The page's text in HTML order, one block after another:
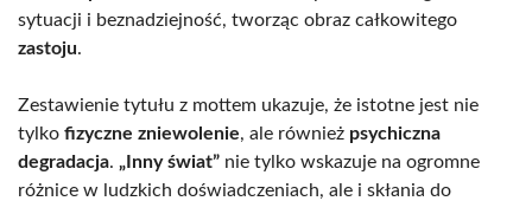
sytuacji i beznadziejność, tworząc obraz całkowitego
zastoju.
Zestawienie tytułu z mottem ukazuje, że istotne jest nie
tylko fizyczne zniewolenie, ale również psychiczna
degradacja. „Inny świat” nie tylko wskazuje na ogromne
różnice w ludzkich doświadczeniach, ale i skłania do